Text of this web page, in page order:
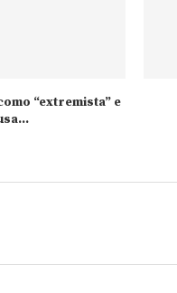
“extremista” e